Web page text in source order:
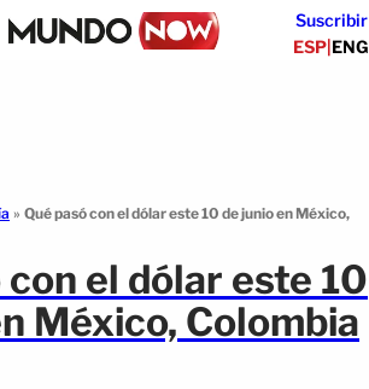
Suscribir
ESP|ENG
» Qué pasó con el dólar este 10 de junio en México,
con el dólar este 10
México, Colombia